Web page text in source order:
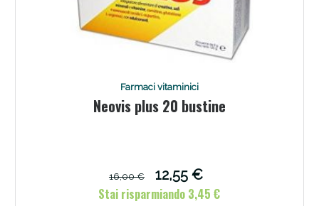
Farmaci vitaminici
Neovis plus 20 bustine
16,00 €
12,55 €
Stai risparmiando 3,45 €